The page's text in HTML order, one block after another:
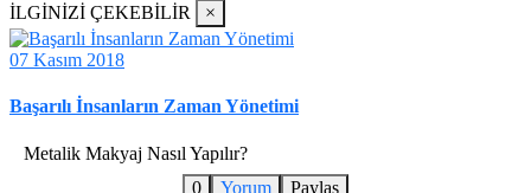
İLGİNİZİ ÇEKEBİLİR
×
07 Kasım 2018
Başarılı İnsanların Zaman Yönetimi
Metalik Makyaj Nasıl Yapılır?
0
Yorum Paylaş